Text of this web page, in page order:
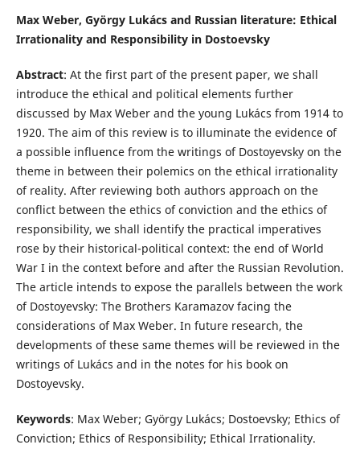
Max Weber, György Lukács and Russian literature: Ethical
Irrationality and Responsibility in Dostoevsky
Abstract: At the first part of the present paper, we shall
introduce the ethical and political elements further
discussed by Max Weber and the young Lukács from 1914 to
1920. The aim of this review is to illuminate the evidence of
a possible influence from the writings of Dostoyevsky on the
theme in between their polemics on the ethical irrationality
of reality. After reviewing both authors approach on the
conflict between the ethics of conviction and the ethics of
responsibility, we shall identify the practical imperatives
rose by their historical-political context: the end of World
War I in the context before and after the Russian Revolution.
The article intends to expose the parallels between the work
of Dostoyevsky: The Brothers Karamazov facing the
considerations of Max Weber. In future research, the
developments of these same themes will be reviewed in the
writings of Lukács and in the notes for his book on
Dostoyevsky.
Keywords: Max Weber; György Lukács; Dostoevsky; Ethics of
Conviction; Ethics of Responsibility; Ethical Irrationality.